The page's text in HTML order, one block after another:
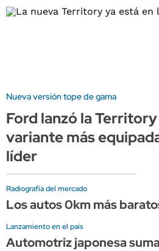
Nueva versión tope de gama
Ford lanzó la
variante más
líder
Radiografía del mercado
Los autos 0km más
Lanzamiento en el país
Automotriz japonesa